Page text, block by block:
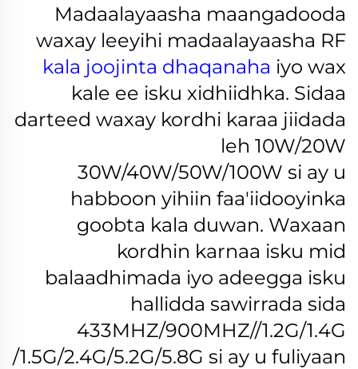
Madaalayaasha maangadooda
waxay leeyihi madaalayaasha RF
kala joojinta dhaqanaha iyo wax
kale ee isku xidhiidhka. Sidaa
darteed waxay kordhi karaa jiidada
leh 10W/20W
30W/40W/50W/100W si ay u
habboon yihiin faa'iidooyinka
goobta kala duwan. Waxaan
kordhin karnaa isku mid
balaadhimada iyo adeegga isku
hallidda sawirrada sida
433MHZ/900MHZ//1.2G/1.4G
/1.5G/2.4G/5.2G/5.8G si ay u fuliyaan